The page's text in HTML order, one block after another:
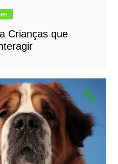
Crianças que